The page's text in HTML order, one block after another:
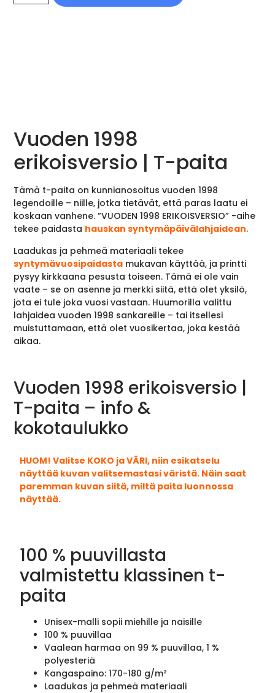
Vuoden 1998
erikoisversio | T-paita
Tämä t-paita on kunnianosoitus vuoden 1998
legendoille – niille, jotka tietävät, että paras laatu ei
koskaan vanhene. ”VUODEN 1998 ERIKOISVERSIO” -aihe
tekee paidasta hauskan syntymäpäivälahjaidean.
Laadukas ja pehmeä materiaali tekee
syntymävuosipaidasta mukavan käyttää, ja printti
pysyy kirkkaana pesusta toiseen. Tämä ei ole vain
vaate – se on asenne ja merkki siitä, että olet yksilö,
jota ei tule joka vuosi vastaan. Huumorilla valittu
lahjaidea vuoden 1998 sankareille – tai itsellesi
muistuttamaan, että olet vuosikertaa, joka kestää
aikaa.
Vuoden 1998 erikoisversio |
T-paita – info &
kokotaulukko
HUOM! Valitse KOKO ja VÄRI, niin esikatselu
näyttää kuvan valitsemastasi väristä. Näin saat
paremman kuvan siitä, miltä paita luonnossa
näyttää.
100 % puuvillasta
valmistettu klassinen t-
paita
Unisex-malli sopii miehille ja naisille
100 % puuvillaa
Vaalean harmaa on 99 % puuvillaa, 1 %
polyesteriä
Kangaspaino: 170-180 g/m²
Laadukas ja pehmeä materiaali